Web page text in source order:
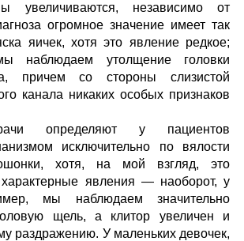
увеличиваются, независимо от
огромное значение имеет так
яичек, хотя это явление редкое;
наблюдаем утолщение головки
причем со стороны слизистой
канала никаких особых признаков
определяют у пациентов
исключительно по вялости
хотя, на мой взгляд, это
явления — наоборот, у
мы наблюдаем значительно
щель, а клитор увеличен и
раздражению. У маленьких девочек,